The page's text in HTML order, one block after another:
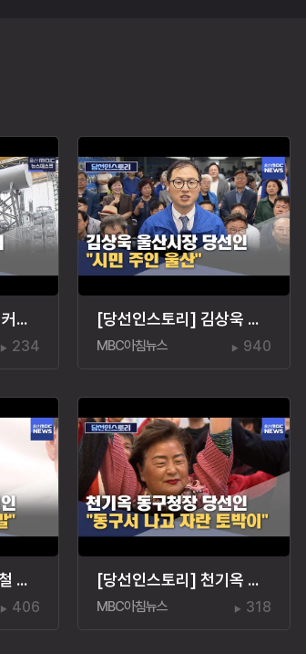
[AX 연속기획] 10배 커진 데이터센터 "생태계 키워야"
234
[당선인스토리] 김상욱 울산시장 당선인 "시민 주인 울산"
MBC아침뉴스 940
[당선인스토리] 임현철 남구청장 당선인‥"권역 개발"
406
[당선인스토리] 천기옥 동구청장 당선인 "동구 토박이"
MBC아침뉴스 318